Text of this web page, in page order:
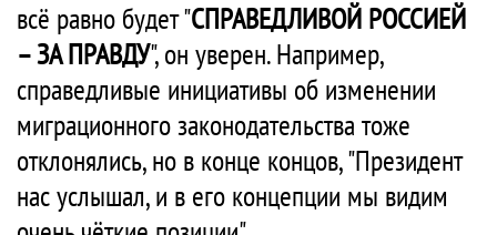
всё равно будет "СПРАВЕДЛИВОЙ РОССИЕЙ
– ЗА ПРАВДУ", он уверен. Например,
справедливые инициативы об изменении
миграционного законодательства тоже
отклонялись, но в конце концов, "Президент
нас услышал, и в его концепции мы видим